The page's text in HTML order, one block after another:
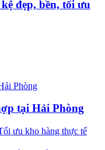
đẹp, bền, tối ưu
tại Hải Phòng